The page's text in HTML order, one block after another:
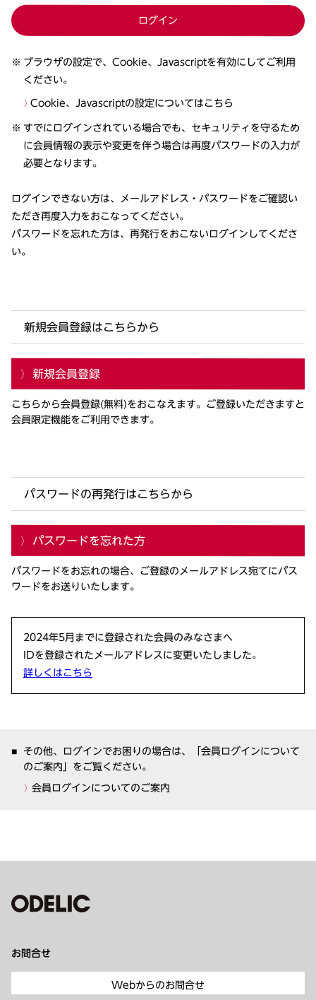
ログイン
ブラウザの設定で、Cookie、Javascriptを有効にしてご利用
ください。
Cookie、Javascriptの設定についてはこちら
すでにログインされている場合でも、セキュリティを守るため
に会員情報の表示や変更を伴う場合は再度パスワードの入力が
必要となります。
ログインできない方は、メールアドレス・パスワードをご確認い
ただき再度入力をおこなってください。
パスワードを忘れた方は、再発行をおこないログインしてくださ
い。
新規会員登録はこちらから
新規会員登録
こちらから会員登録(無料)をおこなえます。ご登録いただきますと
会員限定機能をご利用できます。
パスワードの再発行はこちらから
パスワードを忘れた方
パスワードをお忘れの場合、ご登録のメールアドレス宛てにパス
ワードをお送りいたします。
2024年5月までに登録された会員のみなさまへ
IDを登録されたメールアドレスに変更いたしました。
詳しくはこちら
その他、ログインでお困りの場合は、「会員ログインについて
のご案内」をご覧ください。
会員ログインについてのご案内
お問合せ
Webからのお問合せ